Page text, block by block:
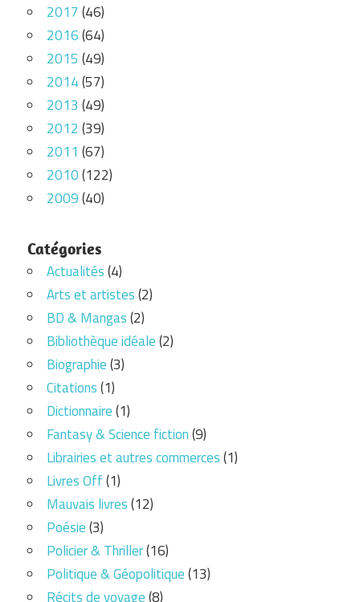
2017 (46)
2016(64)
2015 (49)
2014(57)
2013 (49)
2012 (39)
2011 (67)
2010(122)
2009(40)
Catégories
Actualités(4)
Arts et artistes(2)
BD & Mangas(2)
Bibliothèque idéale(2)
Biographie(3)
Citations(1)
Dictionnaire(1)
Fantasy & Science fiction(9)
Librairies et autres commerces(1)
Livres Off(1)
Mauvais livres(12)
Poésie(3)
Policier & Thriller(16)
Politique & Géopolitique(13)
Récits de voyage(8)